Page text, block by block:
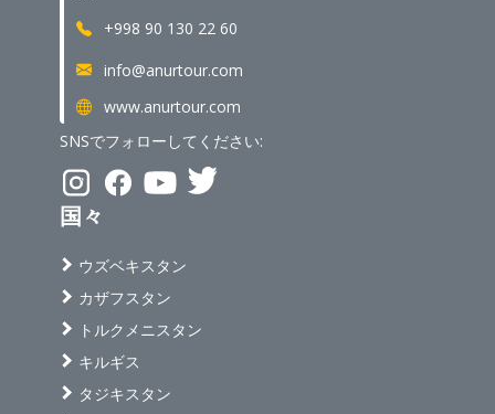
+998 90 130 22 60
info@anurtour.com
www.anurtour.com
SNSでフォローしてください:
国々
ウズベキスタン
カザフスタン
トルクメニスタン
キルギス
タジキスタン